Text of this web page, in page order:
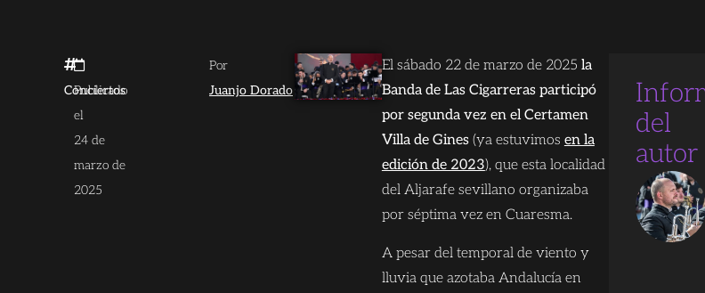
Conciertos
Publicado
el
24 de
marzo de
2025
Por
Juanjo Dorado
El sábado 22 de marzo de 2025 la
Banda de Las Cigarreras participó
por segunda vez en el Certamen
Villa de Gines(ya estuvimos en la
edición de 2023), que esta localidad
del Aljarafe sevillano organizaba
por séptima vez en Cuaresma.
A pesar del temporal de viento y
lluvia que azotaba Andalucía en
del
autor